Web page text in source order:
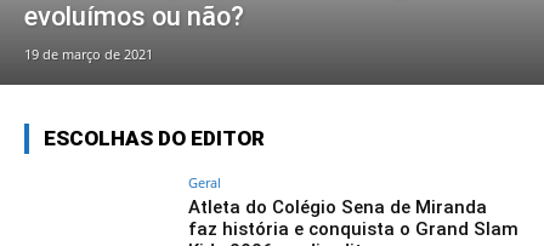
evoluímos ou não?
19 de março de 2021
ESCOLHAS DO EDITOR
Geral
Atleta do Colégio Sena de Miranda
faz história e conquista o Grand Slam